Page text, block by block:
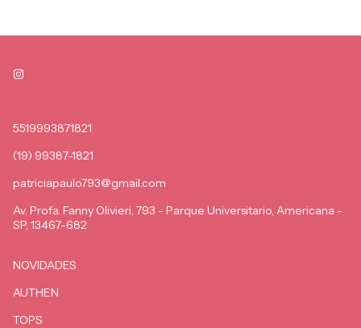
5519993871821
(19) 99387-1821
patriciapaulo793@gmail.com
Av. Profa. Fanny Olivieri, 793 - Parque Universitario, Americana -
SP, 13467-682
NOVIDADES
AUTHEN
TOPS